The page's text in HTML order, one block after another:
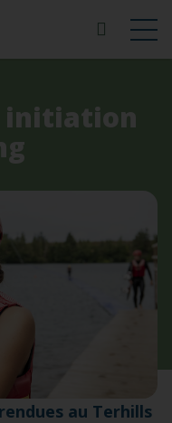
initiation
au Terhills